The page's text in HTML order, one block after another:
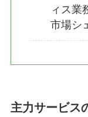
ィス業
市場シ
主力サービス